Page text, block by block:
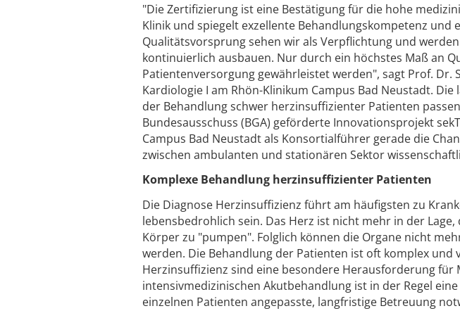
"Die Zertifizierung ist eine Bestätigung für die hohe
Klinik und spiegelt exzellente Behandlungskompetenz und
Qualitätsvorsprung sehen wir als Verpflichtung und
kontinuierlich ausbauen. Nur durch ein höchstes Maß an
Patientenversorgung gewährleistet werden", sagt Prof. Dr.
Kardiologie I am Rhön-Klinikum Campus Bad Neustadt.
der Behandlung schwer herzinsuffizienter Patienten
Bundesausschuss (BGA) geförderte Innovationsprojekt
Campus Bad Neustadt als Konsortialführer gerade die
zwischen ambulanten und stationären Sektor
Komplexe Behandlung herzinsuffizienter Patienten
Die Diagnose Herzinsuffizienz führt am häufigsten zu
lebensbedrohlich sein. Das Herz ist nicht mehr in der
Körper zu "pumpen". Folglich können die Organe nicht
werden. Die Behandlung der Patienten ist oft komplex
Herzinsuffizienz sind eine besondere Herausforderung für
intensivmedizinischen Akutbehandlung ist in der Regel
einzelnen Patienten angepasste, langfristige Betreuung